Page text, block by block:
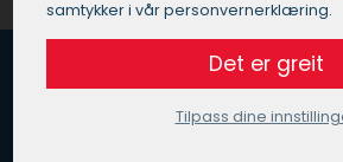
Hvordan fungerer
samtykker i vår personvernerklæring.
Det er greit
Tilpass dine